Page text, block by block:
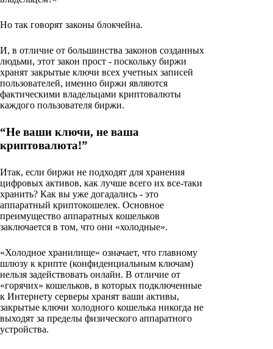
Но так говорят законы блокчейна.
И, в отличие от большинства законов созданных
людьми, этот закон прост - поскольку биржи
хранят закрытые ключи всех учетных записей
пользователей, именно биржи являются
фактическими владельцами криптовалюты
каждого пользователя биржи.
“Не ваши ключи, не ваша
криптовалюта!”
Итак, если биржи не подходят для хранения
цифровых активов, как лучше всего их все-таки
хранить? Как вы уже догадались - это
аппаратный криптокошелек. Основное
преимущество аппаратных кошельков
заключается в том, что они «холодные».
«Холодное хранилище» означает, что главному
шлюзу к крипте (конфиденциальным ключам)
нельзя задействовать онлайн. В отличие от
«горячих» кошельков, в которых подключенные
к Интернету серверы хранят ваши активы,
закрытые ключи холодного кошелька никогда не
выходят за пределы физического аппаратного
устройства.